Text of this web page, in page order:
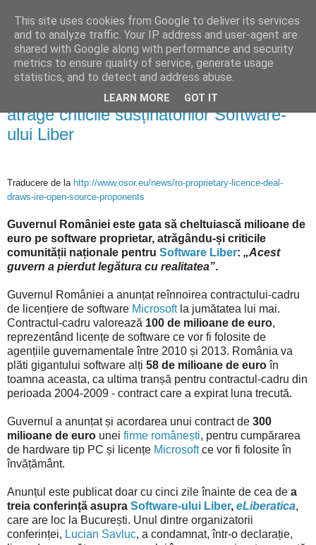
Blogul lui Răzvan
marți, 26 mai 2009
Afacerea cu licențe software proprietare
atrage criticile susținătorilor Software-
ului Liber
Traducere de la http://www.osor.eu/news/ro-proprietary-licence-deal-
draws-ire-open-source-proponents
Guvernul României este gata să cheltuiască milioane de
euro pe software proprietar, atrăgându-și criticile
comunității naționale pentru Software Liber: „Acest
guvern a pierdut legătura cu realitatea”.
Guvernul României a anunțat reînnoirea contractului-cadru
de licențiere de software Microsoftla jumătatea lui mai.
Contractul-cadru valorează 100 de milioane de euro,
reprezentând licențe de software ce vor fi folosite de
agențiile guvernamentale între 2010 și 2013. România va
plăti gigantului software alți 58 de milioane de euroîn
toamna aceasta, ca ultima tranșă pentru contractul-cadru din
perioada 2004-2009 - contract care a expirat luna trecută.
Guvernul a anunțat și acordarea unui contract de 300
milioane de euro unei firme românești, pentru cumpărarea
de hardware tip PC și licențe Microsoftce vor fi folosite în
învățământ.
Anunțul este publicat doar cu cinci zile înainte de cea de a
treia conferință asupra Software-ului Liber, eLiberatica,
care are loc la București. Unul dintre organizatorii
conferinței, Lucian Savluc, a condamnat, într-o declarație,
This site uses cookies from Google to deliver its services
and to analyze traffic. Your IP address and user-agent are
shared with Google along with performance and security
metrics to ensure quality of service, generate usage
statistics, and to detect and address abuse.
LEARN MORE GOT IT